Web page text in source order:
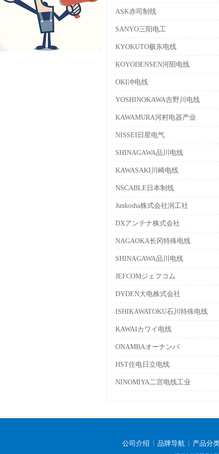
ASK赤司制线
SANYO三阳电工
KYOKUTO极东电线
KOYODENSEN河阳电线
OKI冲电线
YOSHINOKAWA吉野川电线
KAWAMURA河村电器产业
NISSEI日星电气
SHINAGAWA品川电线
KAWASAKI川崎电线
NSCABLE日本制线
Junkosha株式会社润工社
DXアンテナ株式会社
NAGAOKA长冈特殊电线
SHINAGAWA品川电线
JEFCOMジェフコム
DYDEN大电株式会社
ISHIKAWATOKU石川特殊电线
KAWAIカワイ电线
ONAMBAオーナンバ
HST住电日立电线
NINOMIYA二宫电线工业
公司介绍 品牌导航 产品分